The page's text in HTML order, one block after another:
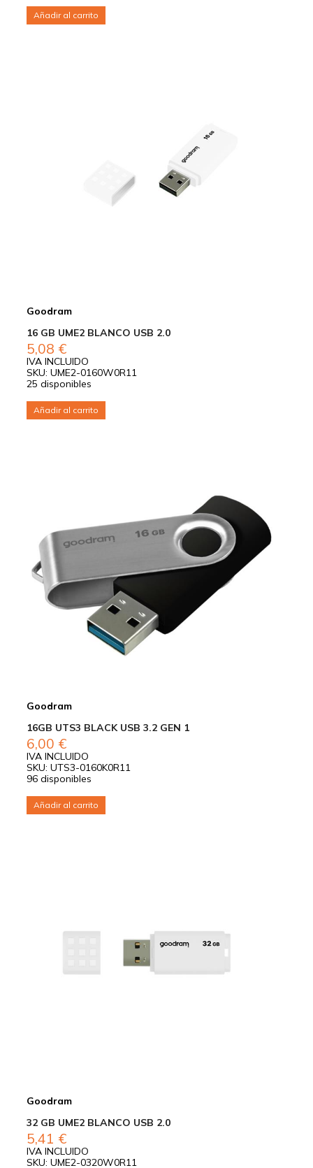
Añadir al carrito
Goodram
16 GB UME2 BLANCO USB 2.0
5,08 €
IVA INCLUIDO
SKU: UME2-0160W0R11
25 disponibles
Añadir al carrito
Goodram
16GB UTS3 BLACK USB 3.2 GEN 1
6,00 €
IVA INCLUIDO
SKU: UTS3-0160K0R11
96 disponibles
Añadir al carrito
Goodram
32 GB UME2 BLANCO USB 2.0
5,41 €
IVA INCLUIDO
SKU: UME2-0320W0R11